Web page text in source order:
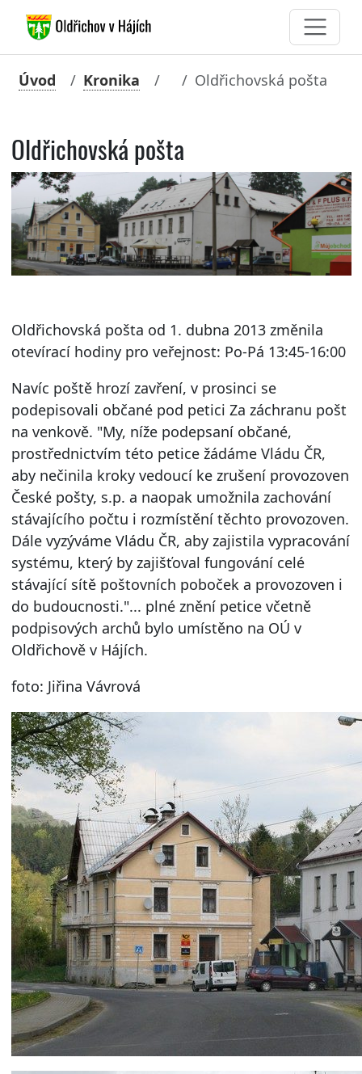
Úvod Kronika Oldřichovská pošta
Oldřichovská pošta
Oldřichovská pošta od 1. dubna 2013 změnila
otevírací hodiny pro veřejnost: Po-Pá 13:45-16:00
Navíc poště hrozí zavření, v prosinci se
podepisovali občané pod petici Za záchranu pošt
na venkově. "My, níže podepsaní občané,
prostřednictvím této petice žádáme Vládu ČR,
aby nečinila kroky vedoucí ke zrušení provozoven
České pošty, s.p. a naopak umožnila zachování
stávajícího počtu i rozmístění těchto provozoven.
Dále vyzýváme Vládu ČR, aby zajistila vypracování
systému, který by zajišťoval fungování celé
stávající sítě poštovních poboček a provozoven i
do budoucnosti."... plné znění petice včetně
podpisových archů bylo umístěno na OÚ v
Oldřichově v Hájích.
foto: Jiřina Vávrová